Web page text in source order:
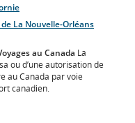
La Nouvelle-Orléans
au Canada La
ou d’une autorisation de
au Canada par voie
canadien.